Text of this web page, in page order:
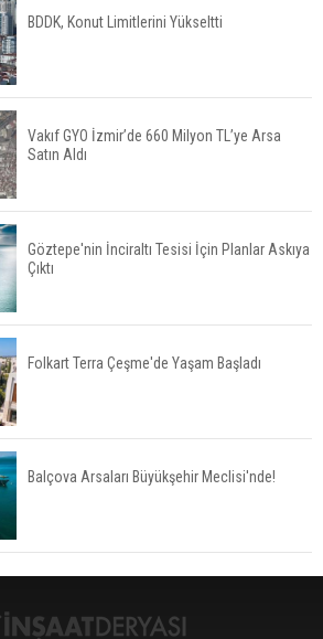
ABD'de Konut Kredisi Faizi Son Bir Yılın En
Yüksek Seviyesinde
TOKİ 51 İlde 540 Konut ve İş Yerini Satışa
Sunuyor
Yatırımcıların Bina Tercihi Değişiyor: Dijital Altyapı
Öne Çıkıyor
TOKİ'nin Kiralık Sosyal Konut Modeli Kiraları
Düşürür Mü?
İkinci El Konut Fiyatları İspanya'da Bir Yılda
BDDK, Konut Limitlerini Yükseltti
Vakıf GYO İzmir’de 660 Milyon TL’ye Arsa
Satın Aldı
Göztepe'nin İnciraltı Tesisi İçin Planlar Askıya
Çıktı
Folkart Terra Çeşme'de Yaşam Başladı
Balçova Arsaları Büyükşehir Meclisi'nde!